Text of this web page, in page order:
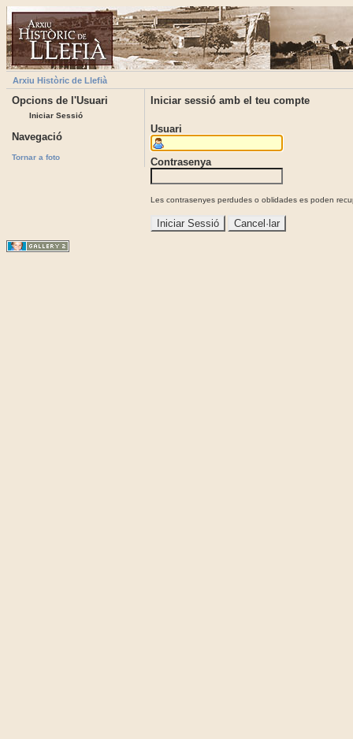
Arxiu Històric de Llefià
Opcions de l'Usuari
Iniciar Sessió
Navegació
Tornar a foto
Iniciar sessió amb el teu compte
Usuari
Contrasenya
Les contrasenyes perdudes o oblidades es poden